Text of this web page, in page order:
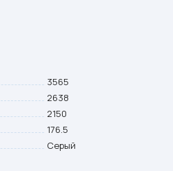
3565
2638
2150
176.5
Серый